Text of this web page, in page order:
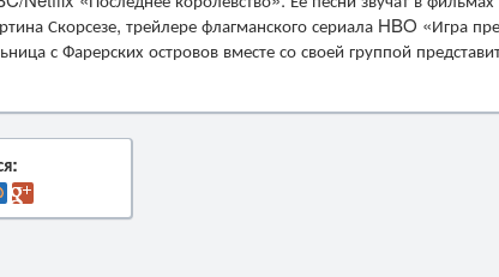
Скорсезе, трейлере флагманского сериала HBO «Игра
с Фарерских островов вместе со своей группой